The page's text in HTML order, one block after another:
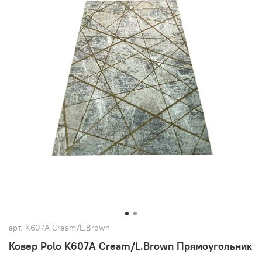
арт. K607A Cream/L.Brown
Ковер Polo K607A Cream/L.Brown Прямоугольник